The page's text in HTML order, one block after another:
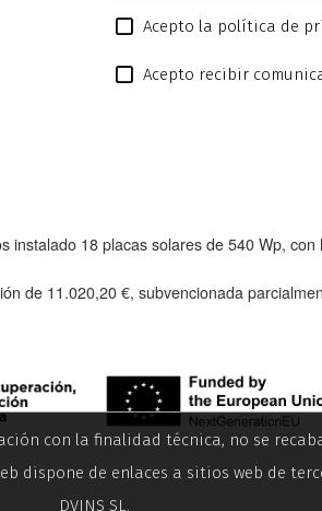
Acepto la política de
Acepto recibir
instalado 18 placas solares de 540 Wp, con
de 11.020,20 €, subvencionada
con la finalidad técnica, no se
dispone de enlaces a sitios web de
DVINS SL.